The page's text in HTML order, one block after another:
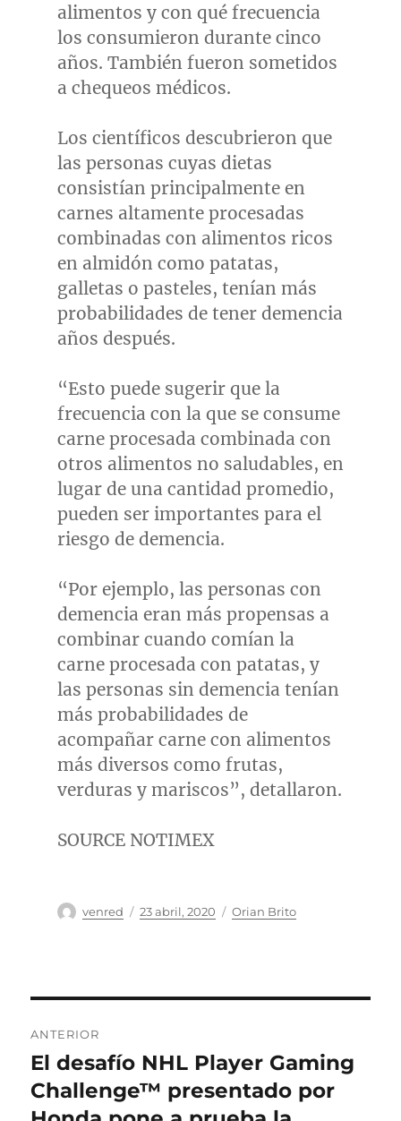
alimentos y con qué frecuencia
los consumieron durante cinco
años. También fueron sometidos
a chequeos médicos.
Los científicos descubrieron que
las personas cuyas dietas
consistían principalmente en
carnes altamente procesadas
combinadas con alimentos ricos
en almidón como patatas,
galletas o pasteles, tenían más
probabilidades de tener demencia
años después.
“Esto puede sugerir que la
frecuencia con la que se consume
carne procesada combinada con
otros alimentos no saludables, en
lugar de una cantidad promedio,
pueden ser importantes para el
riesgo de demencia.
“Por ejemplo, las personas con
demencia eran más propensas a
combinar cuando comían la
carne procesada con patatas, y
las personas sin demencia tenían
más probabilidades de
acompañar carne con alimentos
más diversos como frutas,
verduras y mariscos”, detallaron.
SOURCE NOTIMEX
Autor
venred
Publicado
23 abril, 2020 Categorías
Orian Brito
de
entradas
ANTERIOR
Entrada
anterior:
El desafío NHL Player Gaming
Challenge™ presentado por